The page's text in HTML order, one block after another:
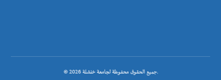
© جميع الحقوق محفوظة لجامعة خنشلة 2026.